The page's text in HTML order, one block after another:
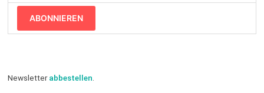
ABONNIEREN
Newsletterabbestellen.